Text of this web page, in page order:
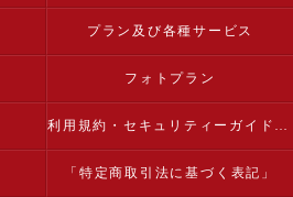
プラン及び各種サービス
フォトプラン
利用規約・セキュリティーガイドライン
「特定商取引法に基づく表記」